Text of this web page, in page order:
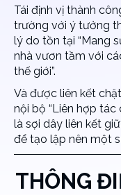
Tái định vị thành
trường với ý tưởng
lý do tồn tại “Mang
nhà vươn tầm với
thế giới”.
Và được liên kết
nội bộ “Liên hợp tác
là sợi dây liên kết
để tạo lập nên một
THÔNG